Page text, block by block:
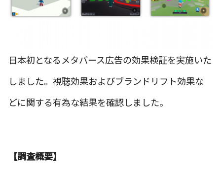
日本初となるメタバース広告の効果検証を実施いた
しました。視聴効果およびブランドリフト効果な
どに関する有為な結果を確認しました。
【調査概要】